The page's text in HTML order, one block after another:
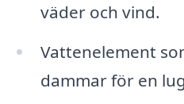
väder och vind.
Vattenelement
dammar för en